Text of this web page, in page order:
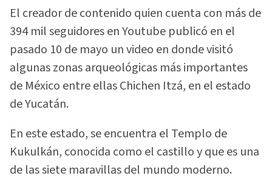
El creador de contenido quien cuenta con más de
394 mil seguidores en Youtube publicó en el
pasado 10 de mayo un video en donde visitó
algunas zonas arqueológicas más importantes
de México entre ellas Chichen Itzá, en el estado
de Yucatán.
En este estado, se encuentra el Templo de
Kukulkán, conocida como el castillo y que es una
de las siete maravillas del mundo moderno.